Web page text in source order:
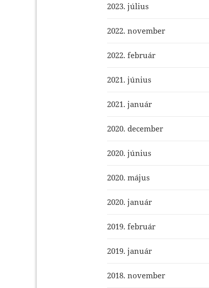
2023. július
2022. november
2022. február
2021. június
2021. január
2020. december
2020. június
2020. május
2020. január
2019. február
2019. január
2018. november